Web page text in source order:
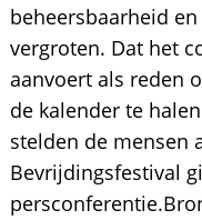
beheersbaarheid
vergroten. Dat het
aanvoert als reden
de kalender te
stelden de mensen
Bevrijdingsfestival